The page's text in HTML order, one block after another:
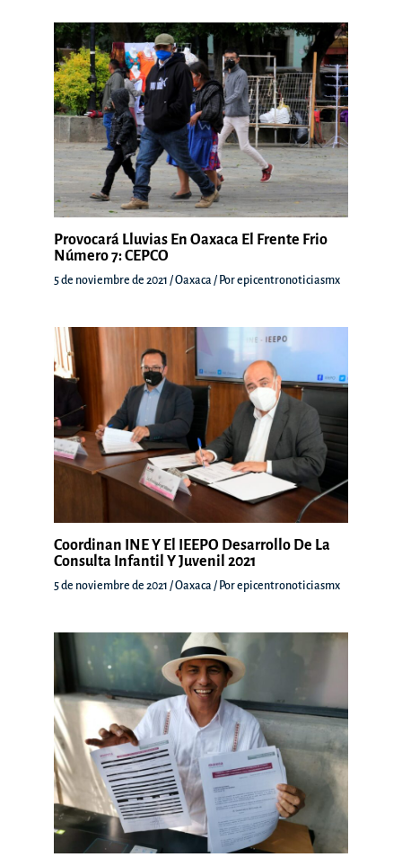
Provocará Lluvias En Oaxaca El Frente Frio
Número 7: CEPCO
5 de noviembre de 2021 /Oaxaca / Porepicentronoticiasmx
Coordinan INE Y El IEEPO Desarrollo De La
Consulta Infantil Y Juvenil 2021
5 de noviembre de 2021 /Oaxaca / Porepicentronoticiasmx